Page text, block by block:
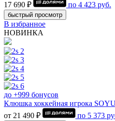
17 690 ₽
по 4 423 руб.
быстрый просмотр
В избранное
НОВИНКА
до +999 бонусов
Клюшка хоккейная игрока
от 21 490 ₽
по 5 373